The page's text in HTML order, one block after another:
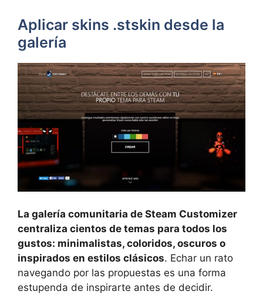
Aplicar skins .stskin desde la
galería
La galería comunitaria de Steam Customizer
centraliza cientos de temas para todos los
gustos: minimalistas, coloridos, oscuros o
inspirados en estilos clásicos. Echar un rato
navegando por las propuestas es una forma
estupenda de inspirarte antes de decidir.